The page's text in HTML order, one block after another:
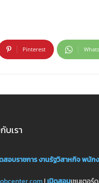
Pinterest
บเรา
สอบราชการงานรัฐวิสาหกิจพนักง